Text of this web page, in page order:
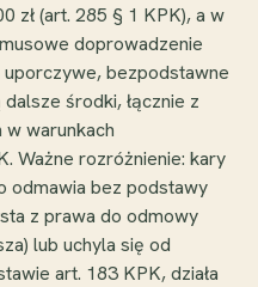
zł (art. 285 § 1 KPK), a w
doprowadzenie
uporczywe, bezpodstawne
środki, łącznie z
warunkach
Ważne rozróżnienie: kary
odmawia bez podstawy
z prawa do odmowy
lub uchyla się od
art. 183 KPK, działa